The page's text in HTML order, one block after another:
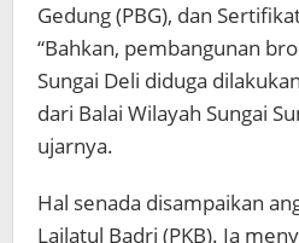
Gedung (PBG), dan
“Bahkan, pembangunan
Sungai Deli diduga
dari Balai Wilayah Sungai
ujarnya.
Hal senada disampaikan
Lailatul Badri (PKB). Ia